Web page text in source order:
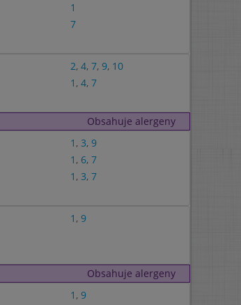
1
7
2, 4, 7, 9, 10
1 , 4, 7
Obsahuje alergeny
1 , 3, 9
1 , 6, 7
1 , 3, 7
1 , 9
Obsahuje alergeny
1 , 9